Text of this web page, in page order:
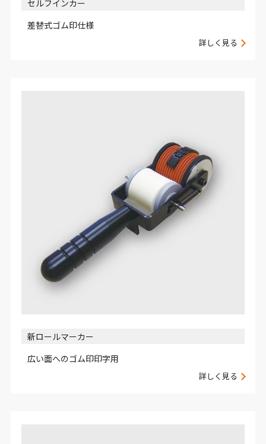
セルフインカー
差替式ゴム印仕様
詳しく見る
新ロールマーカー
広い面へのゴム印印字用
詳しく見る